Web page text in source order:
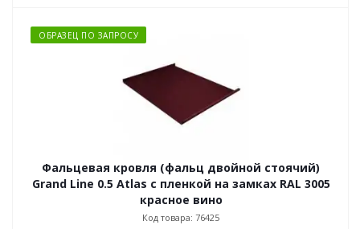
ОБРАЗЕЦ ПО ЗАПРОСУ
Фальцевая кровля (фальц двойной стоячий)
Grand Line 0.5 Atlas с пленкой на замках RAL 3005
красное вино
Код товара: 76425